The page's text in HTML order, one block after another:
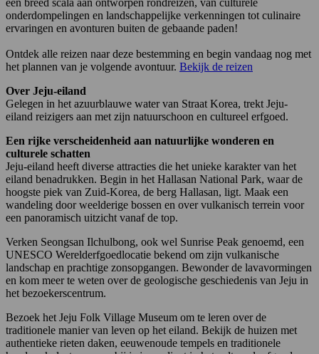
onderdompelingen en landschappelijke verkenningen tot culinaire
ervaringen en avonturen buiten de gebaande paden!
Ontdek alle reizen naar deze bestemming en begin vandaag nog met
het plannen van je volgende avontuur. Bekijk de reizen
Over Jeju-eiland
Gelegen in het azuurblauwe water van Straat Korea, trekt Jeju-
eiland reizigers aan met zijn natuurschoon en cultureel erfgoed.
Een rijke verscheidenheid aan natuurlijke wonderen en
culturele schatten
Jeju-eiland heeft diverse attracties die het unieke karakter van het
eiland benadrukken. Begin in het Hallasan National Park, waar de
hoogste piek van Zuid-Korea, de berg Hallasan, ligt. Maak een
wandeling door weelderige bossen en over vulkanisch terrein voor
een panoramisch uitzicht vanaf de top.
Verken Seongsan Ilchulbong, ook wel Sunrise Peak genoemd, een
UNESCO Werelderfgoedlocatie bekend om zijn vulkanische
landschap en prachtige zonsopgangen. Bewonder de lavavormingen
en kom meer te weten over de geologische geschiedenis van Jeju in
het bezoekerscentrum.
Bezoek het Jeju Folk Village Museum om te leren over de
traditionele manier van leven op het eiland. Bekijk de huizen met
authentieke rieten daken, eeuwenoude tempels en traditionele